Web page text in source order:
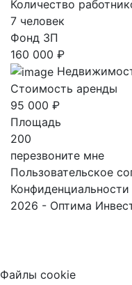
Количество
7 человек
Фонд ЗП
160 000 ₽
Стоимость аренды
95 000 ₽
Площадь
200
перезвоните мне
Пользовательское
Конфиденциальности
2026 - Оптима
Файлы cookie